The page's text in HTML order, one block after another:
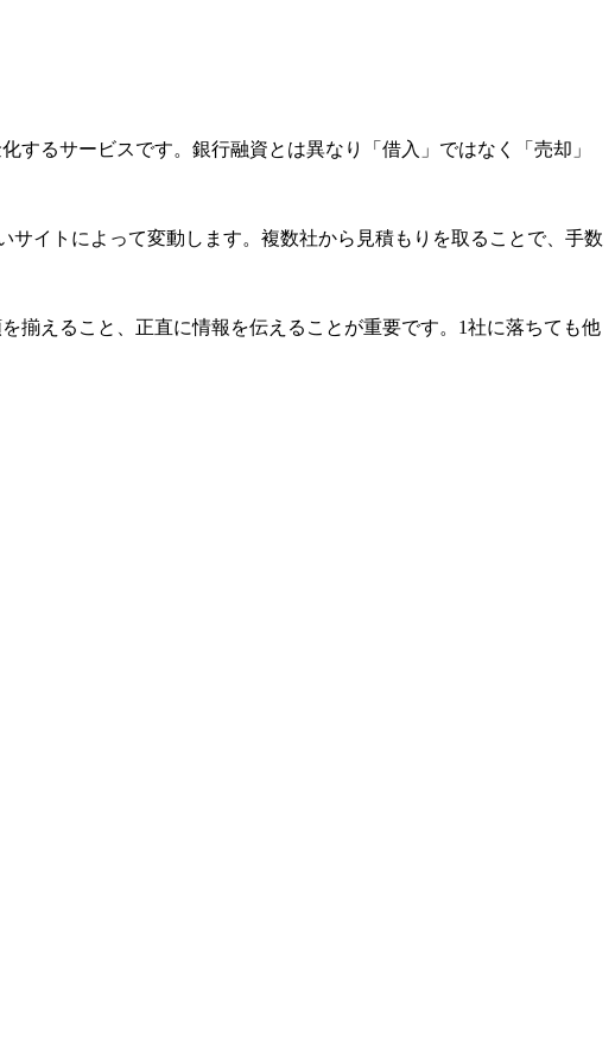
るサービスです。銀行融資とは異なり「借入」ではなく「売却」
サイトによって変動します。複数社から見積もりを取ることで、手数
揃えること、正直に情報を伝えることが重要です。1社に落ちても他